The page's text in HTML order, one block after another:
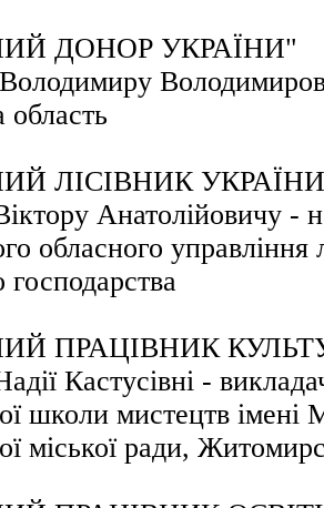
ДОНОР УКРАЇНИ"
ЛІСІВНИК
Анатолійовичу -
обласного управління
господарства
ПРАЦІВНИК
Кастусівні -
школи мистецтв
міської ради,